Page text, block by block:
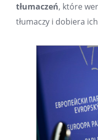
tłumaczeń, które
tłumaczy i dobiera